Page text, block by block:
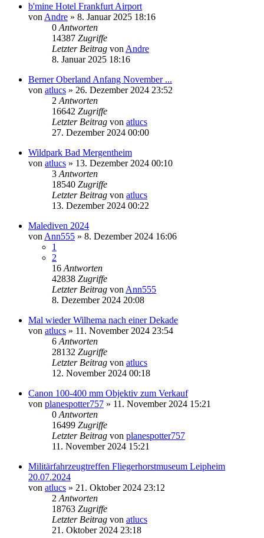
b'mine Hotel Frankfurt Airport
von Andre » 8. Januar 2025 18:16
0 Antworten
14387 Zugriffe
Letzter Beitrag von Andre
8. Januar 2025 18:16
Berner Oberland Anfang November ...
von atlucs » 26. Dezember 2024 23:52
2 Antworten
16642 Zugriffe
Letzter Beitrag von atlucs
27. Dezember 2024 00:00
Wildpark Bad Mergentheim
von atlucs » 13. Dezember 2024 00:10
3 Antworten
18540 Zugriffe
Letzter Beitrag von atlucs
13. Dezember 2024 00:22
Malediven 2024
von Ann555 » 8. Dezember 2024 16:06
1
2
16 Antworten
42838 Zugriffe
Letzter Beitrag von Ann555
8. Dezember 2024 20:08
Mal wieder Wilhema nach einer Dekade
von atlucs » 11. November 2024 23:54
6 Antworten
28132 Zugriffe
Letzter Beitrag von atlucs
12. November 2024 00:18
Canon 100-400 mm Objektiv zum Verkauf
von planespotter757 » 11. November 2024 15:21
0 Antworten
16499 Zugriffe
Letzter Beitrag von planespotter757
11. November 2024 15:21
Militärfahrzeugtreffen Fliegerhorstmuseum Leipheim
20.07.2024
von atlucs » 21. Oktober 2024 23:12
2 Antworten
18763 Zugriffe
Letzter Beitrag von atlucs
21. Oktober 2024 23:18